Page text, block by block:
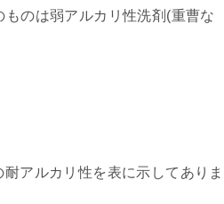
のは弱アルカリ性洗剤(重曹な
アルカリ性を表に示してありま